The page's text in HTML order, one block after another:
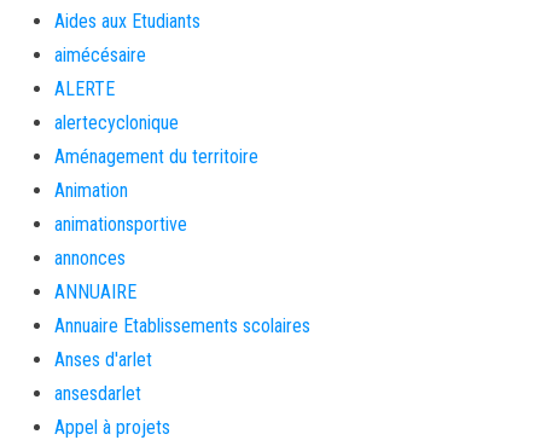
Aides aux Etudiants
aimécésaire
ALERTE
alertecyclonique
Aménagement du territoire
Animation
animationsportive
annonces
ANNUAIRE
Annuaire Etablissements scolaires
Anses d'arlet
ansesdarlet
Appel à projets